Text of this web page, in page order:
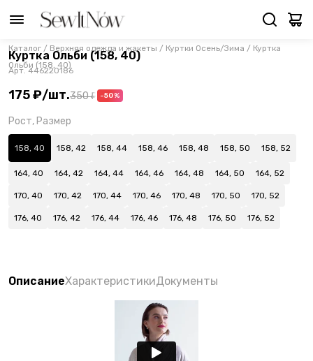
Каталог / Верхняя одежда и жакеты / Куртки Осень/Зима / Куртка
Ольби (158, 40)
Куртка Ольби (158, 40)
Арт.446220186
175 ₽/шт.350 ₽ -50%
Рост, Размер
158, 40 158, 42 158, 44 158, 46 158, 48 158, 50 158, 52
164, 40 164, 42 164, 44 164, 46 164, 48 164, 50 164, 52
170, 40 170, 42 170, 44 170, 46 170, 48 170, 50 170, 52
176, 40 176, 42 176, 44 176, 46 176, 48 176, 50 176, 52
ОписаниеХарактеристикиДокументы